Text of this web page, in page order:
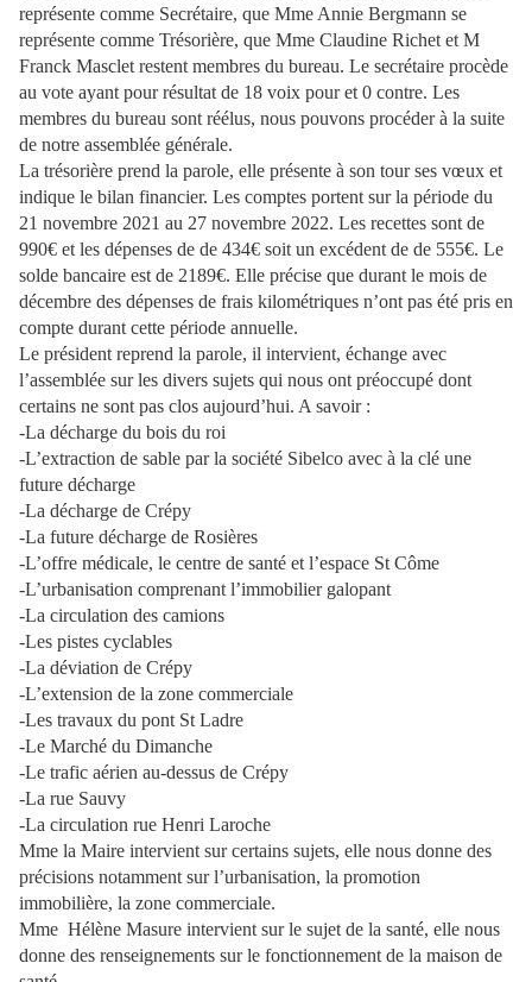
représente comme Secrétaire, que Mme Annie Bergmann se
représente comme Trésorière, que Mme Claudine Richet et M
Franck Masclet restent membres du bureau. Le secrétaire procède
au vote ayant pour résultat de 18 voix pour et 0 contre. Les
membres du bureau sont réélus, nous pouvons procéder à la suite
de notre assemblée générale.
La trésorière prend la parole, elle présente à son tour ses vœux et
indique le bilan financier. Les comptes portent sur la période du
21 novembre 2021 au 27 novembre 2022. Les recettes sont de
990€ et les dépenses de de 434€ soit un excédent de de 555€. Le
solde bancaire est de 2189€. Elle précise que durant le mois de
décembre des dépenses de frais kilométriques n’ont pas été pris en
compte durant cette période annuelle.
Le président reprend la parole, il intervient, échange avec
l’assemblée sur les divers sujets qui nous ont préoccupé dont
certains ne sont pas clos aujourd’hui. A savoir :
-La décharge du bois du roi
-L’extraction de sable par la société Sibelco avec à la clé une
future décharge
-La décharge de Crépy
-La future décharge de Rosières
-L’offre médicale, le centre de santé et l’espace St Côme
-L’urbanisation comprenant l’immobilier galopant
-La circulation des camions
-Les pistes cyclables
-La déviation de Crépy
-L’extension de la zone commerciale
-Les travaux du pont St Ladre
-Le Marché du Dimanche
-Le trafic aérien au-dessus de Crépy
-La rue Sauvy
-La circulation rue Henri Laroche
Mme la Maire intervient sur certains sujets, elle nous donne des
précisions notamment sur l’urbanisation, la promotion
immobilière, la zone commerciale.
Mme Hélène Masure intervient sur le sujet de la santé, elle nous
donne des renseignements sur le fonctionnement de la maison de